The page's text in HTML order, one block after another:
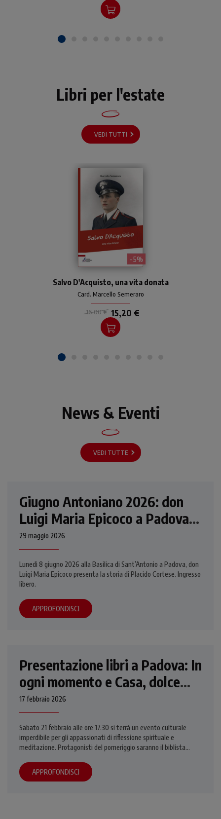
Libri per l'estate
VEDI TUTTI
- 5%
biografia di Salvo
D’Acquisto a partire dalla
rete delle sue relazioni: la
famiglia, l'Arma dei
Carabinieri e la comunità di
Torrimpietra.
Card. Marcello Semeraro
Salvo D'Acquisto, una vita donata
16,00 € 15,20 €
News & Eventi
VEDI TUTTE
Giugno Antoniano 2026: don
Luigi Maria Epicoco a Padova
per la conferenza su Placido
Cortese
29 maggio 2026
Lunedì 8 giugno 2026 alla Basilica di Sant’Antonio a Padova, don
Luigi Maria Epicoco presenta la storia di Placido Cortese. Ingresso
libero.
APPROFONDISCI
Presentazione libri a Padova: In
ogni momento e Casa, dolce
casa
17 febbraio 2026
Sabato 21 febbraio alle ore 17.30 si terrà un evento culturale
imperdibile per gli appassionati di riflessione spirituale e
meditazione. Protagonisti del pomeriggio saranno il biblista
presenteranno i loro ultimi libri.
APPROFONDISCI